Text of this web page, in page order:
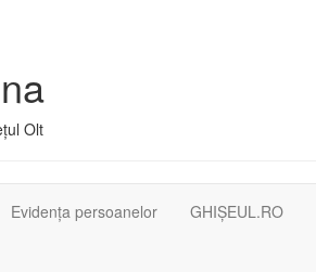
Olt
Evidența persoanelor GHIȘEUL.RO